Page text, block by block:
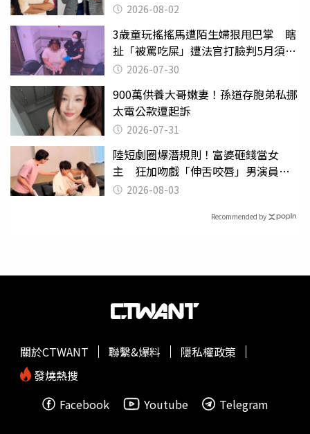
2026-08-02
3歲童玩搖搖馬遭陌生婦狠甩巴掌 瞎
扯「被罵吃屎」遭法官打臉判5月須入
監 2026-07-30
900萬供養大哥嫩妻！孫道存胞弟私挪
太電公款遭起訴
2026-07-31
陸短劇圈爆潛規則！富婆砸錢當女
主 狂加吻戲「伸舌咬唇」男演員崩
潰 2026-08-03
Recommended by
關於CTWANT 聯繫&爆料
隱私權政策
發燒熱搜
Facebook
Youtube Telegram